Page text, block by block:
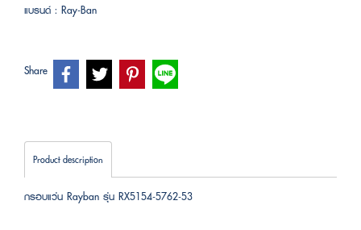
แบรนด์ : Ray-Ban
Share
Product description
กรอบแว่น Rayban รุ่น RX5154-5762-53